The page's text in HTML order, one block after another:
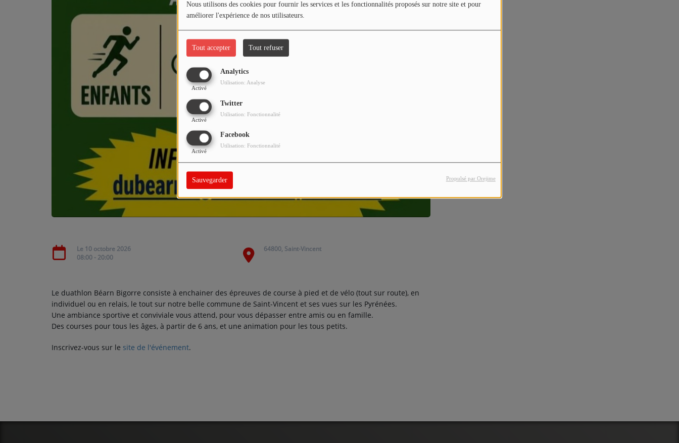
Nous utilisons des cookies pour fournir les services et les fonctionnalités proposés sur notre site et pour
améliorer l'expérience de nos utilisateurs.
Tout accepter Tout refuser
Analytics
Activé
Utilisation: Analyse
Twitter
Activé
Utilisation: Fonctionnalité
Facebook
Activé
Utilisation: Fonctionnalité
Sauvegarder Propulsé par Orejime
CRÉATIONS AUDIOVISUELLES
Le 10 octobre 2026
08:00 - 20:00
64800, Saint-Vincent
Le duathlon Béarn Bigorre consiste à enchainer des épreuves de course à pied et de vélo (tout sur route), en
individuel ou en relais, le tout sur notre belle commune de Saint-Vincent et ses vues sur les Pyrénées.
Une ambiance sportive et conviviale vous attend, pour vous dépasser entre amis ou en famille.
Des courses pour tous les âges, à partir de 6 ans, et une animation pour les tous petits.
Inscrivez-vous sur le site de l'événement.